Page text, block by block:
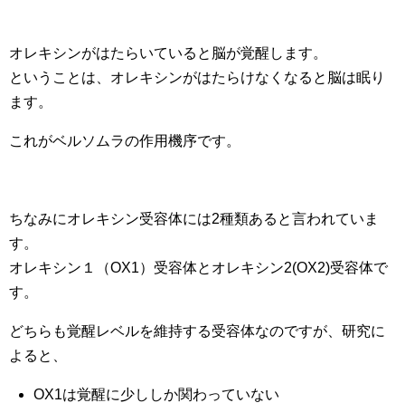
オレキシンがはたらいていると脳が覚醒します。
ということは、オレキシンがはたらけなくなると脳は眠り
ます。
これがベルソムラの作用機序です。
ちなみにオレキシン受容体には2種類あると言われていま
す。
オレキシン１（OX1）受容体とオレキシン2(OX2)受容体で
す。
どちらも覚醒レベルを維持する受容体なのですが、研究に
よると、
OX1は覚醒に少ししか関わっていない